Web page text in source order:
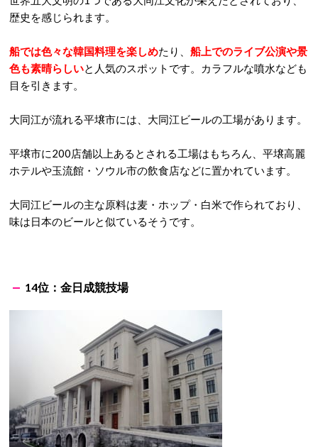
歴史を感じられます。
船では色々な韓国料理を楽しめたり、 船上でのライブ公演や景
色も素晴らしいと人気のスポットです。カラフルな噴水なども
目を引きます。
大同江が流れる平壌市には、大同江ビールの工場があります。
平壌市に200店舗以上あるとされる工場はもちろん、平壌高麗
ホテルや玉流館・ソウル市の飲食店などに置かれています。
大同江ビールの主な原料は麦・ホップ・白米で作られており、
味は日本のビールと似ているそうです。
14位：金日成競技場